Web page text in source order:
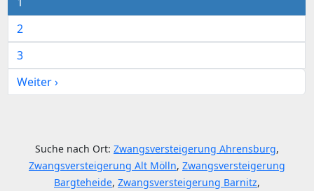
2
3
Weiter ›
Suche nach Ort: Zwangsversteigerung Ahrensburg,
Zwangsversteigerung Alt Mölln, Zwangsversteigerung
Bargteheide, Zwangsversteigerung Barnitz,